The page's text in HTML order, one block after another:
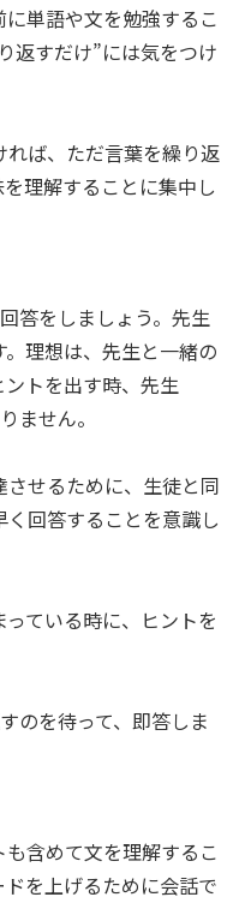
単語や文を勉強するこ
返すだけ”には気をつけ
れば、ただ言葉を繰り返
理解することに集中し
答をしましょう。先生
理想は、先生と一緒の
トを出す時、先生
ません。
せるために、生徒と同
回答することを意識し
ている時に、ヒントを
のを待って、即答しま
含めて文を理解するこ
を上げるために会話で